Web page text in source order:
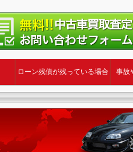
ローン残債が残っている場合 事故